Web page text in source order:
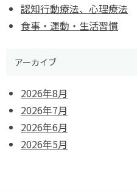
認知行動療法、心理療法
食事・運動・生活習慣
アーカイブ
2026年8月
2026年7月
2026年6月
2026年5月